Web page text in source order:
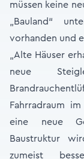
müssen keine
„Bauland“
vorhanden und
„Alte Häuser
neue
Fahrradraum
eine neue
Baustruktur
zumeist